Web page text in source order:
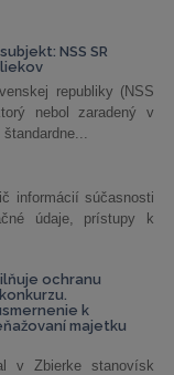
NSS SR
republiky (NSS
nebol zaradený v
informácií súčasnosti
údaje, prístupy k
ochranu
k
majetku
v Zbierke stanovísk